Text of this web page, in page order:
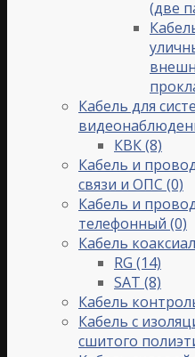
(две
Кабель для
КВК(8)
Кабель и
связи и ОПС (0)
Кабель и
телефонный (0)
Кабель
RG (14)
SAT (8)
Кабель
Кабель с
сшитого